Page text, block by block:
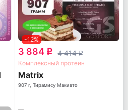
-12%
3 884 q 4 414q
Комплексный протеин
Matrix
907 г, Тирамису Макиато